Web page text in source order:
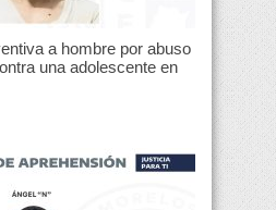
a hombre por abuso
una adolescente en